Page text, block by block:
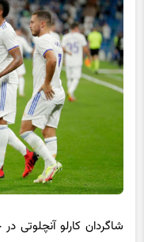
شاگردان کارلو